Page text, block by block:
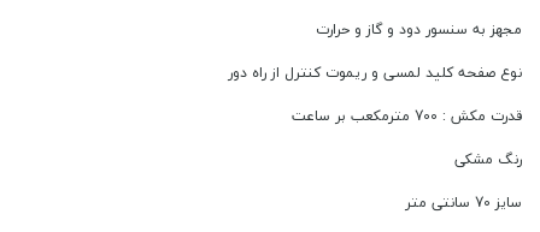
مجهز به سنسور دود و گاز و حرارت
نوع صفحه کلید لمسی و ریموت کنترل از راه دور
قدرت مکش : 700 مترمکعب بر ساعت
رنگ مشکی
سایز 70 سانتی متر